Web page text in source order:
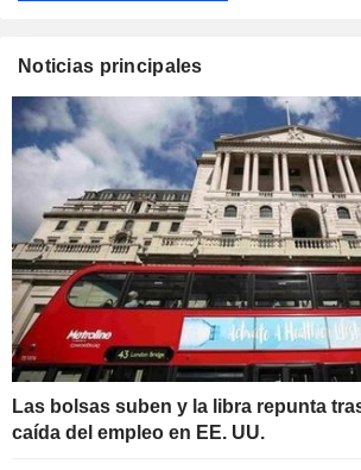
Noticias principales
Las bolsas suben y la libra repunta
caída del empleo en EE. UU.